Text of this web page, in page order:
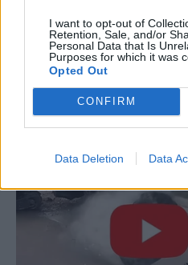
I want to opt-out of
Retention, Sale, and/or
Personal Data that Is
Purposes for which it was
Opted Out
CONFIRM
Data Deletion Data